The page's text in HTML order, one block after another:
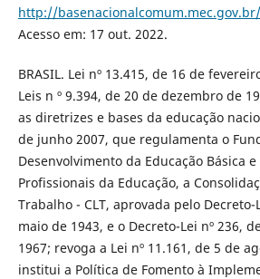
http://basenacionalcomum.mec.gov.br/
Acesso em: 17 out. 2022.
BRASIL. Lei nº 13.415, de 16 de
Leis n º 9.394, de 20 de dezembro de
as diretrizes e bases da educação
de junho 2007, que regulamenta o
Desenvolvimento da Educação Básica
Profissionais da Educação, a
Trabalho - CLT, aprovada pelo Decreto-
maio de 1943, e o Decreto-Lei nº 236,
1967; revoga a Lei nº 11.161, de 5 de
institui a Política de Fomento à